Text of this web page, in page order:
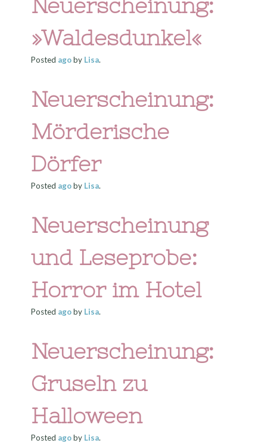
Neuerscheinung:
»Waldesdunkel«
Posted agoby Lisa.
Neuerscheinung:
Mörderische
Dörfer
Posted agoby Lisa.
Neuerscheinung
und Leseprobe:
Horror im Hotel
Posted agoby Lisa.
Neuerscheinung:
Gruseln zu
Halloween
Posted agoby Lisa.